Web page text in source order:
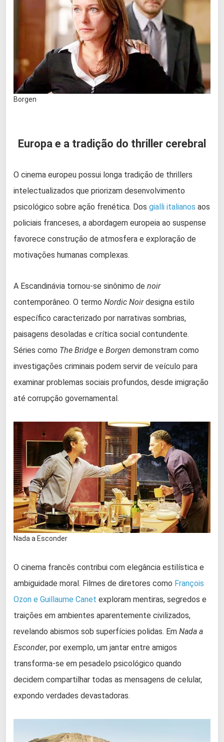
Borgen
Europa e a tradição do thriller cerebral
O cinema europeu possui longa tradição de thrillers
intelectualizados que priorizam desenvolvimento
psicológico sobre ação frenética. Dos gialli italianos aos
policiais franceses, a abordagem europeia ao suspense
favorece construção de atmosfera e exploração de
motivações humanas complexas.
A Escandinávia tornou-se sinônimo de noir
contemporâneo. O termo Nordic Noirdesigna estilo
específico caracterizado por narrativas sombrias,
paisagens desoladas e crítica social contundente.
Séries como The Bridge e Borgen demonstram como
investigações criminais podem servir de veículo para
examinar problemas sociais profundos, desde imigração
até corrupção governamental.
Nada a Esconder
O cinema francês contribui com elegância estilística e
ambiguidade moral. Filmes de diretores como François
Ozon e Guillaume Canet exploram mentiras, segredos e
traições em ambientes aparentemente civilizados,
revelando abismos sob superfícies polidas. Em Nada a
Esconder, por exemplo, um jantar entre amigos
transforma-se em pesadelo psicológico quando
decidem compartilhar todas as mensagens de celular,
expondo verdades devastadoras.